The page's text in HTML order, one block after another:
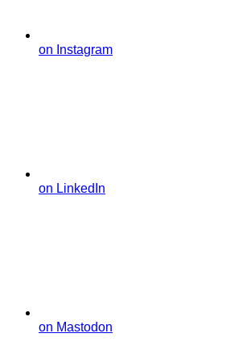
on Instagram
on LinkedIn
on Mastodon